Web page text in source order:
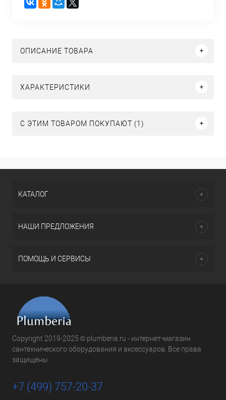
ОПИСАНИЕ ТОВАРА
ХАРАКТЕРИСТИКИ
С ЭТИМ ТОВАРОМ ПОКУПАЮТ (1)
КАТАЛОГ
НАШИ ПРЕДЛОЖЕНИЯ
ПОМОЩЬ И СЕРВИСЫ
Copyright 2019-2025 © plumberia.ru - интернет-магазин
сантехнического оборудования и аксессуаров. Все права
защищены.
+7 (499) 757-20-37